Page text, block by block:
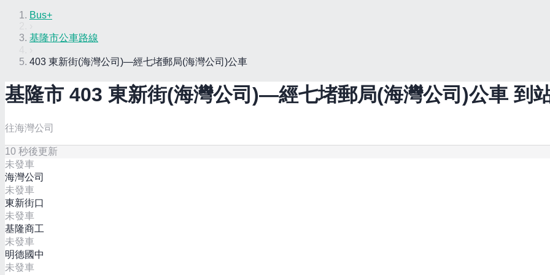
Bus+
基隆市公車路線
403 東新街(海灣公司)—經七堵郵局(海灣公司)公車
基隆市 403 東新街(海灣公司)—經七堵郵局(海灣公司)公車 到
往海灣公司
10 秒後更新
未發車
海灣公司
未發車
東新街口
未發車
基隆商工
未發車
明德國中
未發車